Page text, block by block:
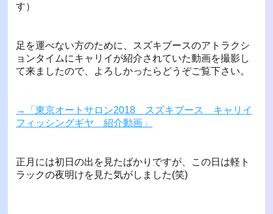
す）
足を運べない方のために、スズキブースのアトラクシ
ョンタイムにキャリイが紹介されていた動画を撮影し
て来ましたので、よろしかったらどうぞご覧下さい。
→「東京オートサロン2018 スズキブース キャリイ
フィッシングギヤ 紹介動画」
正月には初日の出を見たばかりですが、この日は軽ト
ラックの夜明けを見た気がしました(笑)